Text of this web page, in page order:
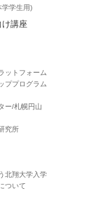
学学生用)
け講座
ットフォーム
ププログラム
ー/札幌円山
究所
北翔大学入学
ついて